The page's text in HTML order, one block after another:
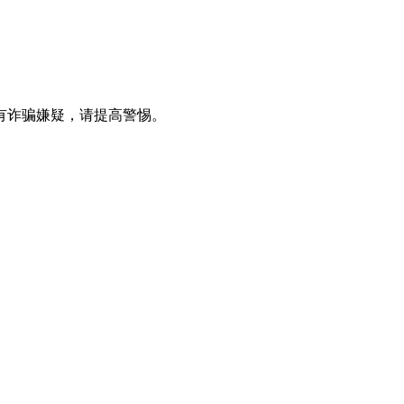
骗嫌疑，请提⾼警惕。